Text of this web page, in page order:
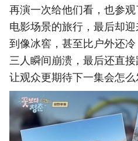
再演一次给他们看，也参
电影场景的旅行，最后却
到像冰窖，甚至比户外还
三人瞬间崩溃，最后还直
让观众更期待下一集会怎么